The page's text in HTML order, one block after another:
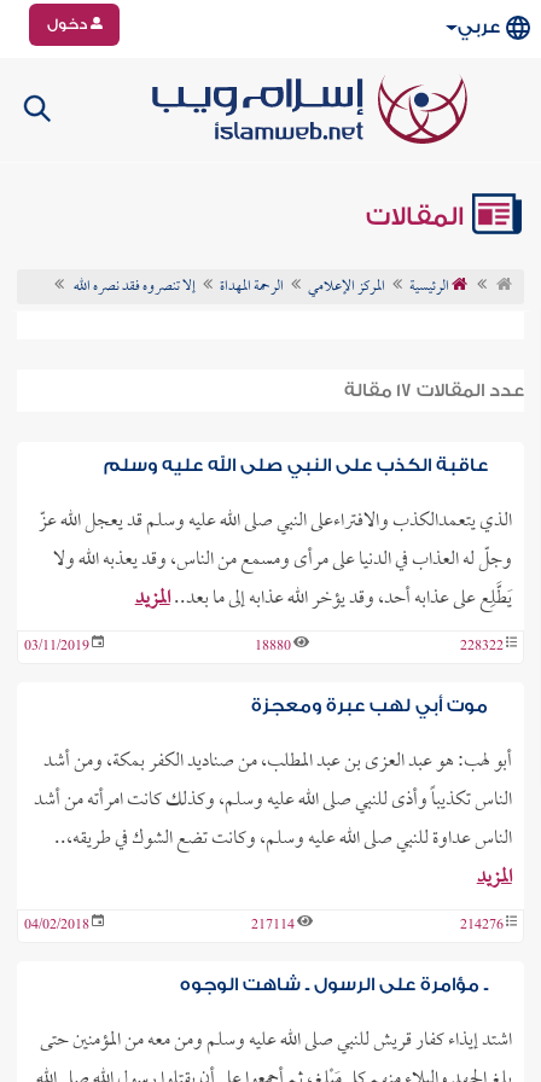
عربي دخول
المقالات
الرئيسية المركز الإعلامي الرحمة المهداة إلا تنصروه فقد نصره الله
عدد المقالات 17 مقالة
عاقبة الكذب على النبي صلى الله عليه وسلم
الذي يتعمدالكذب والافتراءعلى النبي صلى الله عليه وسلم قد يعجل الله عزّ
وجلّ له العذاب في الدنيا على مرأى ومسمع من الناس، وقد يعذبه الله ولا
يَطَّلِع على عذابه أحد، وقد يؤخر الله عذابه إلى ما بعد..المزيد
228322
18880
03/11/2019
موت أبي لهب عبرة ومعجزة
أبو لهب: هو عبد العزى بن عبد المطلب، من صناديد الكفر بمكة، ومن أشد
الناس تكذيباً وأذى للنبي صلى الله عليه وسلم، وكذلك كانت امرأته من أشد
الناس عداوة للنبي صلى الله عليه وسلم، وكانت تضع الشوك في طريقه،..
المزيد
214276
217114
04/02/2018
ـ مؤامرة على الرسول ـ شاهت الوجوه
اشتد إيذاء كفار قريش للنبي صلى الله عليه وسلم ومن معه من المؤمنين حتى